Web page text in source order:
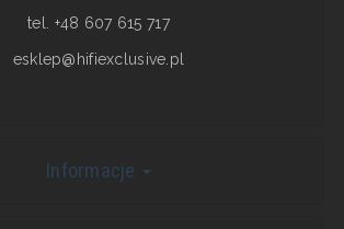
tel. +48 607 615 717
esklep@hifiexclusive.pl
Informacje